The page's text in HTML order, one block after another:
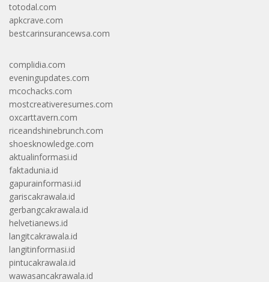
totodal.com
apkcrave.com
bestcarinsurancewsa.com
complidia.com
eveningupdates.com
mcochacks.com
mostcreativeresumes.com
oxcarttavern.com
riceandshinebrunch.com
shoesknowledge.com
aktualinformasi.id
faktadunia.id
gapurainformasi.id
gariscakrawala.id
gerbangcakrawala.id
helvetianews.id
langitcakrawala.id
langitinformasi.id
pintucakrawala.id
wawasancakrawala.id